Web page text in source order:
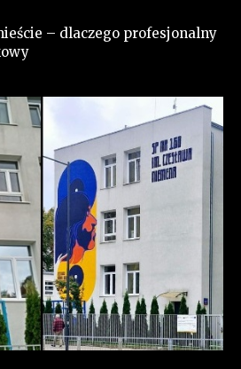
– dlaczego profesjonalny